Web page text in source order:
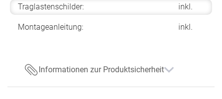
Traglastenschilder: inkl.
Montageanleitung: inkl.
Informationen zur Produktsicherheit